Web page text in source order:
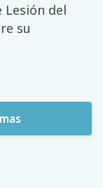
Lesión del
su